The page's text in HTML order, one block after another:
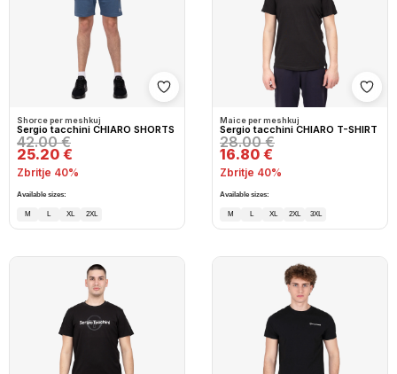
Shto në wishlist
Shorce per meshkuj
Sergio tacchini CHIARO SHORTS
42.00 €
25.20 €
Zbritje 40%
Available sizes:
M L XL 2XL
Maice per meshkuj
Sergio tacchini CHIARO T-SHIRT
28.00 €
16.80 €
Zbritje 40%
Available sizes:
M L XL 2XL 3XL